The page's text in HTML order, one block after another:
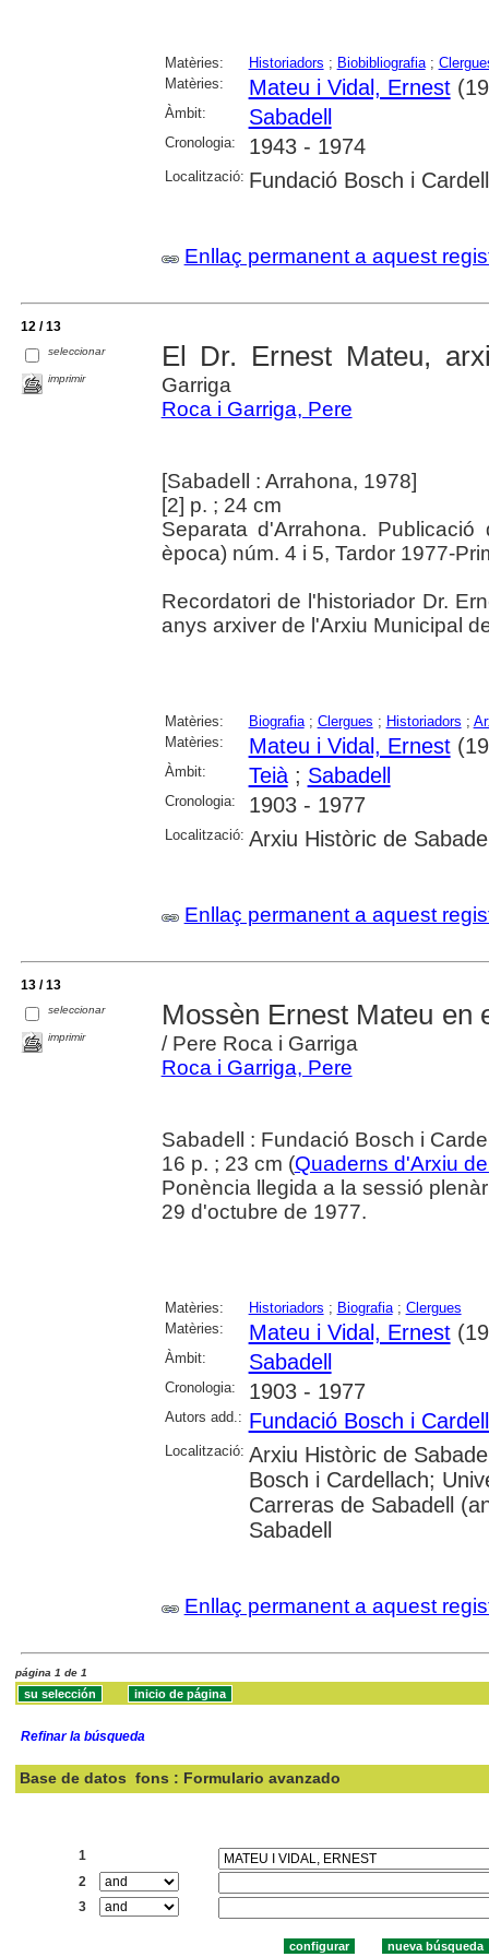
Matèries: Historiadors ; Biobibliografia;
Matèries:
Mateu i Vidal, Ernest
Àmbit: Sabadell
Cronologia: 1943 - 1974
Localització: Fundació Bosch i
Enllaç permanent a aquest
12 / 13
seleccionar
imprimir
El Dr. Ernest Mateu,
Garriga
Roca i Garriga, Pere
[Sabadell : Arrahona, 1978]
[2] p. ; 24 cm
Separata d'Arrahona.
època) núm. 4 i 5, Tardor 1977-
Recordatori de l'historiador Dr.
anys arxiver de l'Arxiu Municipal
Matèries: Biografia; Clergues ; Historiadors ;
Matèries:
Mateu i Vidal, Ernest
Àmbit: Teià; Sabadell
Cronologia: 1903 - 1977
Localització: Arxiu Històric de
Enllaç permanent a aquest
13 / 13
seleccionar
imprimir
Mossèn Ernest Mateu en
/ Pere Roca i Garriga
Roca i Garriga, Pere
Sabadell : Fundació Bosch i
16 p. ; 23 cm (Quaderns d'Arxiu
Ponència llegida a la sessió
29 d'octubre de 1977.
Matèries: Historiadors ; Biografia; Clergues
Matèries:
Mateu i Vidal, Ernest
Àmbit: Sabadell
Cronologia: 1903 - 1977
Autors add.: Fundació Bosch i
Localització: Arxiu Històric de
Bosch i Cardellach;
Carreras de Sabadell
Sabadell
Enllaç permanent a aquest
página 1 de 1
Refinar la búsqueda
Base de datos fons : Formulario avanzado
1
2
3